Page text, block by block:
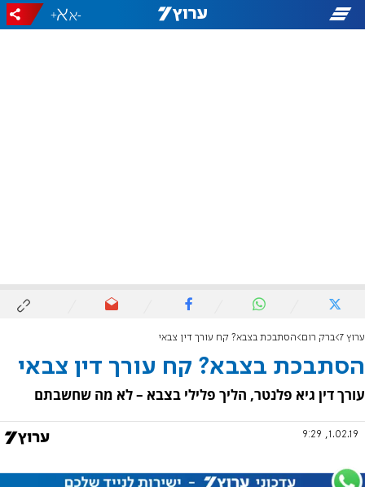
-
+
ערוץ 7 ברק רום הסתבכת בצבא? קח עורך דין צבאי
הסתבכת בצבא? קח עורך דין צבאי
עורך דין גיא פלנטר, הליך פלילי בצבא – לא מה שחשבתם
1.02.19, 9:29